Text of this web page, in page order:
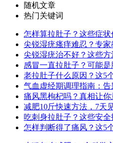
随机文章
热门关键词
怎样算拉肚子？这些症
尖锐湿疣瘙痒难忍？专
尖锐湿疣治不好？这些方
感冒一直拉肚子？可能
老拉肚子什么原因？这5
气血虚经期调理指南：
痛风黑枸杞吗？真相让你
减肥10斤快速方法，7天
吃刺身拉肚子？这些安全
怎样判断得了痛风？这5